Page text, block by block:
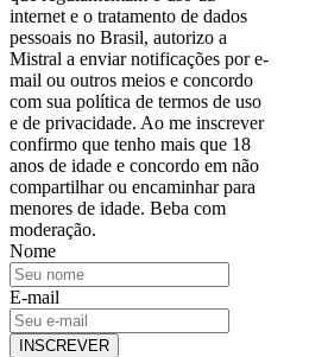
internet e o tratamento de dados
pessoais no Brasil, autorizo a
Mistral a enviar notificações por e-
mail ou outros meios e concordo
com sua política de termos de uso
e de privacidade. Ao me inscrever
confirmo que tenho mais que 18
anos de idade e concordo em não
compartilhar ou encaminhar para
menores de idade. Beba com
moderação.
Nome
E-mail
INSCREVER